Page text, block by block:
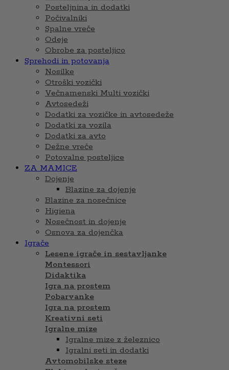
Posteljnina in dodatki
Počivalniki
Spalne vreče
Odeje
Obrobe za posteljico
Sprehodi in potovanja
Nosilke
Otroški vozički
Večnamenski Multi vozički
Avtosedeži
Dodatki za vozičke in avtosedeže
Dodatki za vozila
Dodatki za avto
Dežne vreče
Potovalne posteljice
ZA MAMICE
Dojenje
Blazine za dojenje
Blazine za nosečnice
Higiena
Nosečnost in dojenje
Osnova za dojenčka
Igrače
Lesene igrače in sestavljanke
Montessori
Didaktika
Igra na prostem
Pobarvanke
Igra na prostem
Kreativni seti
Igralne mize
Igralne mize z železnico
Igralni seti in dodatki
Avtomobilske steze